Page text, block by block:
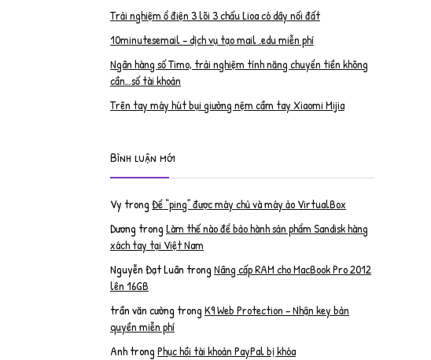
Trải nghiệm ổ điện 3 lõi 3 chấu Lioa có dây nối đất
10minutesemail – dịch vụ tạo mail .edu miễn phí
Ngân hàng số Timo, trải nghiệm tính năng chuyển tiền không
cần…số tài khoản
Trên tay máy hút bụi giường nệm cầm tay Xiaomi Mijia
Bình luận mới
Vy trongĐể “ping” được máy chủ và máy ảo VirtualBox
Dương trongLàm thế nào để bảo hành sản phẩm Sandisk hàng
xách tay tại Việt Nam
Nguyễn Đạt Luân trongNâng cấp RAM cho MacBook Pro 2012
lên 16GB
trần văn cường trongK9 Web Protection – Nhận key bản
quyền miễn phí
AnhtrongPhục hồi tài khoản PayPal bị khóa